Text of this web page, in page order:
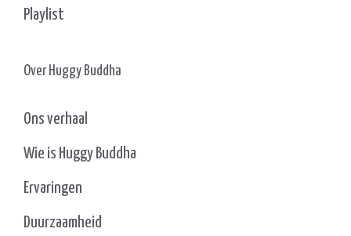
Playlist
Over Huggy Buddha
Ons verhaal
Wie is Huggy Buddha
Ervaringen
Duurzaamheid